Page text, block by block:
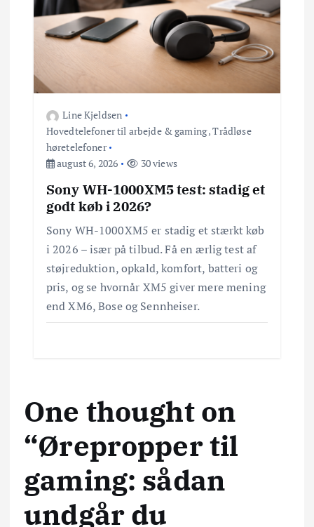
Line Kjeldsen
Hovedtelefoner til arbejde & gaming,Trådløse
høretelefoner
august 6, 2026
30 views
Sony WH-1000XM5 test: stadig et
godt køb i 2026?
Sony WH-1000XM5 er stadig et stærkt køb
i 2026 – især på tilbud. Få en ærlig test af
støjreduktion, opkald, komfort, batteri og
pris, og se hvornår XM5 giver mere mening
end XM6, Bose og Sennheiser.
One thought on
“Ørepropper til
gaming: sådan
undgår du